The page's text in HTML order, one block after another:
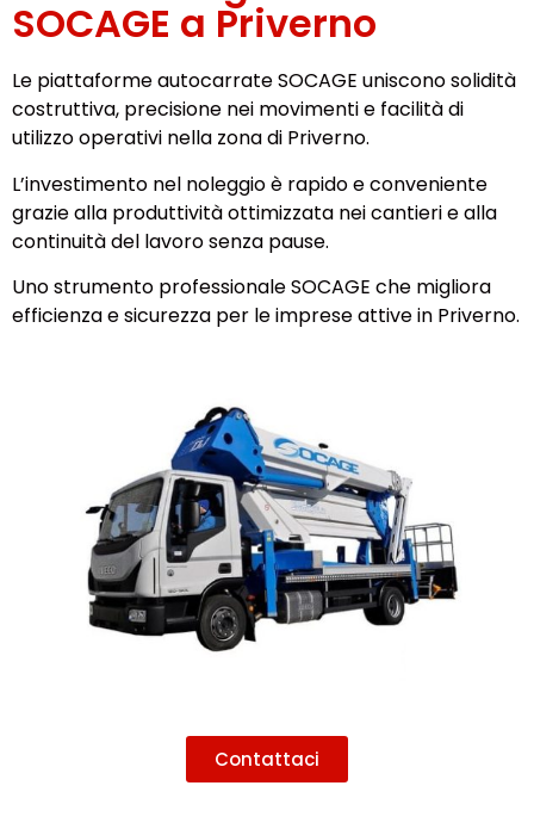
SOCAGE a Priverno
Le piattaforme autocarrate SOCAGE uniscono solidità
costruttiva, precisione nei movimenti e facilità di
utilizzo operativi nella zona di Priverno.
L’investimento nel noleggio è rapido e conveniente
grazie alla produttività ottimizzata nei cantieri e alla
continuità del lavoro senza pause.
Uno strumento professionale SOCAGE che migliora
efficienza e sicurezza per le imprese attive in Priverno.
Contattaci